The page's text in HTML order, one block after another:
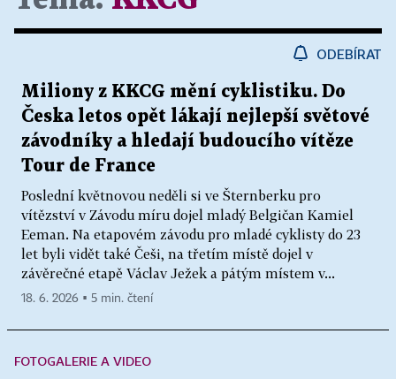
ODEBÍRAT
Miliony z KKCG mění cyklistiku. Do
Česka letos opět lákají nejlepší světové
závodníky a hledají budoucího vítěze
Tour de France
Poslední květnovou neděli si ve Šternberku pro
vítězství v Závodu míru dojel mladý Belgičan Kamiel
Eeman. Na etapovém závodu pro mladé cyklisty do 23
let byli vidět také Češi, na třetím místě dojel v
závěrečné etapě Václav Ježek a pátým místem v...
18. 6. 2026 ▪ 5 min. čtení
FOTOGALERIE A VIDEO